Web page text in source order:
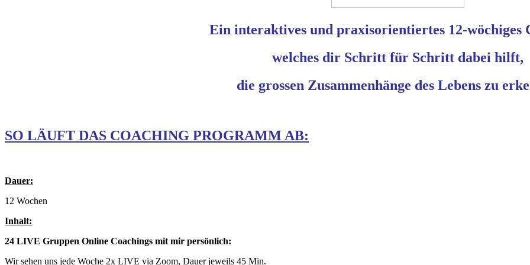
Ein interaktives und praxisorientiertes 12-wöchiges
welches dir Schritt für Schritt dabei hilft,
die grossen Zusammenhänge des Lebens zu
SO LÄUFT DAS COACHING PROGRAMM AB:
Dauer:
12 Wochen
Inhalt:
24 LIVE Gruppen Online Coachings mit mir persönlich:
Wir sehen uns jede Woche 2x LIVE via Zoom, Dauer jeweils 45 Min.